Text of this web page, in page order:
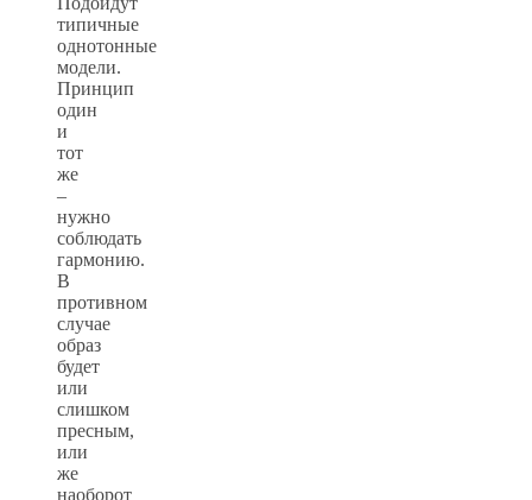
типичные
однотонные
модели.
Принцип
один
и
тот
же
–
нужно
соблюдать
гармонию.
В
противном
случае
образ
будет
или
слишком
пресным,
или
же
наоборот